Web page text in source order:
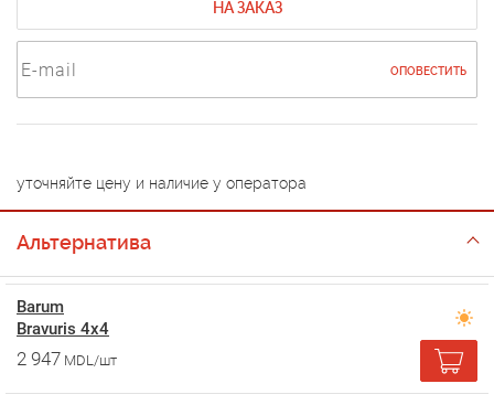
НА ЗАКАЗ
ОПОВЕСТИТЬ
уточняйте цену и наличие у оператора
Альтернатива
Barum
Bravuris 4x4
2 947 MDL/шт